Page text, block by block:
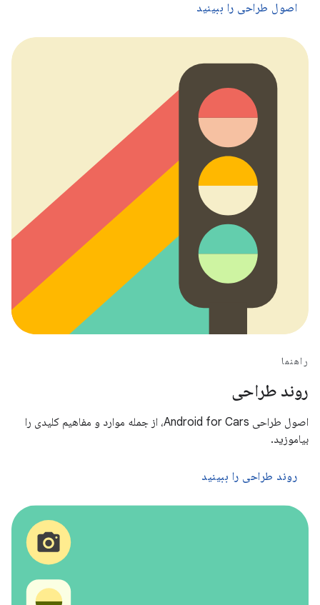
اصول طراحی را ببینید
راهنما
روند طراحی
اصول طراحی Android for Cars، از جمله موارد و مفاهیم کلیدی را
بیاموزید.
روند طراحی را ببینید